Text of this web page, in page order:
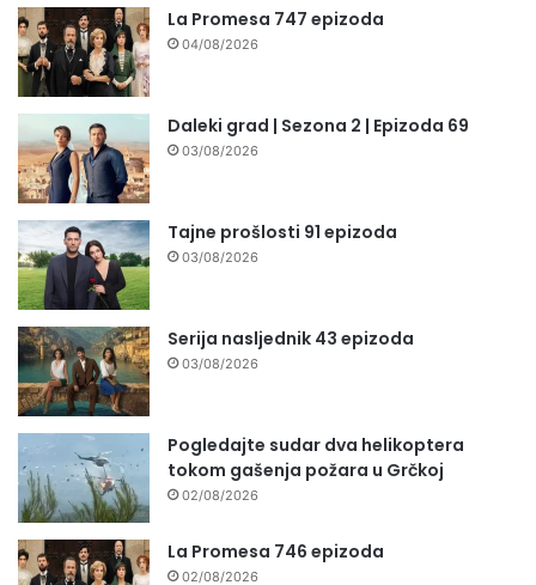
La Promesa 747 epizoda
04/08/2026
Daleki grad | Sezona 2 | Epizoda 69
03/08/2026
Tajne prošlosti 91 epizoda
03/08/2026
Serija nasljednik 43 epizoda
03/08/2026
Pogledajte sudar dva helikoptera
tokom gašenja požara u Grčkoj
02/08/2026
La Promesa 746 epizoda
02/08/2026